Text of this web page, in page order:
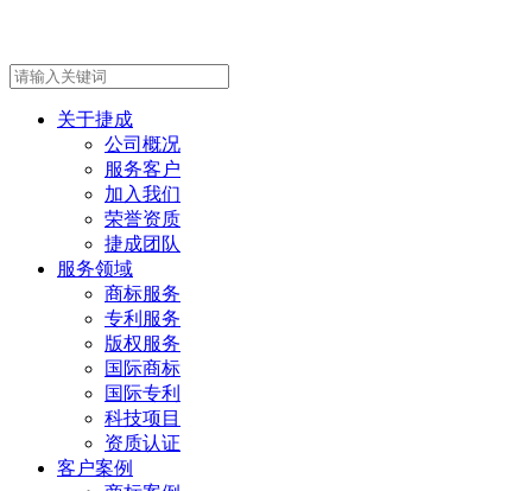
关于捷成
公司概况
服务客户
加入我们
荣誉资质
捷成团队
服务领域
商标服务
专利服务
版权服务
国际商标
国际专利
科技项目
资质认证
客户案例